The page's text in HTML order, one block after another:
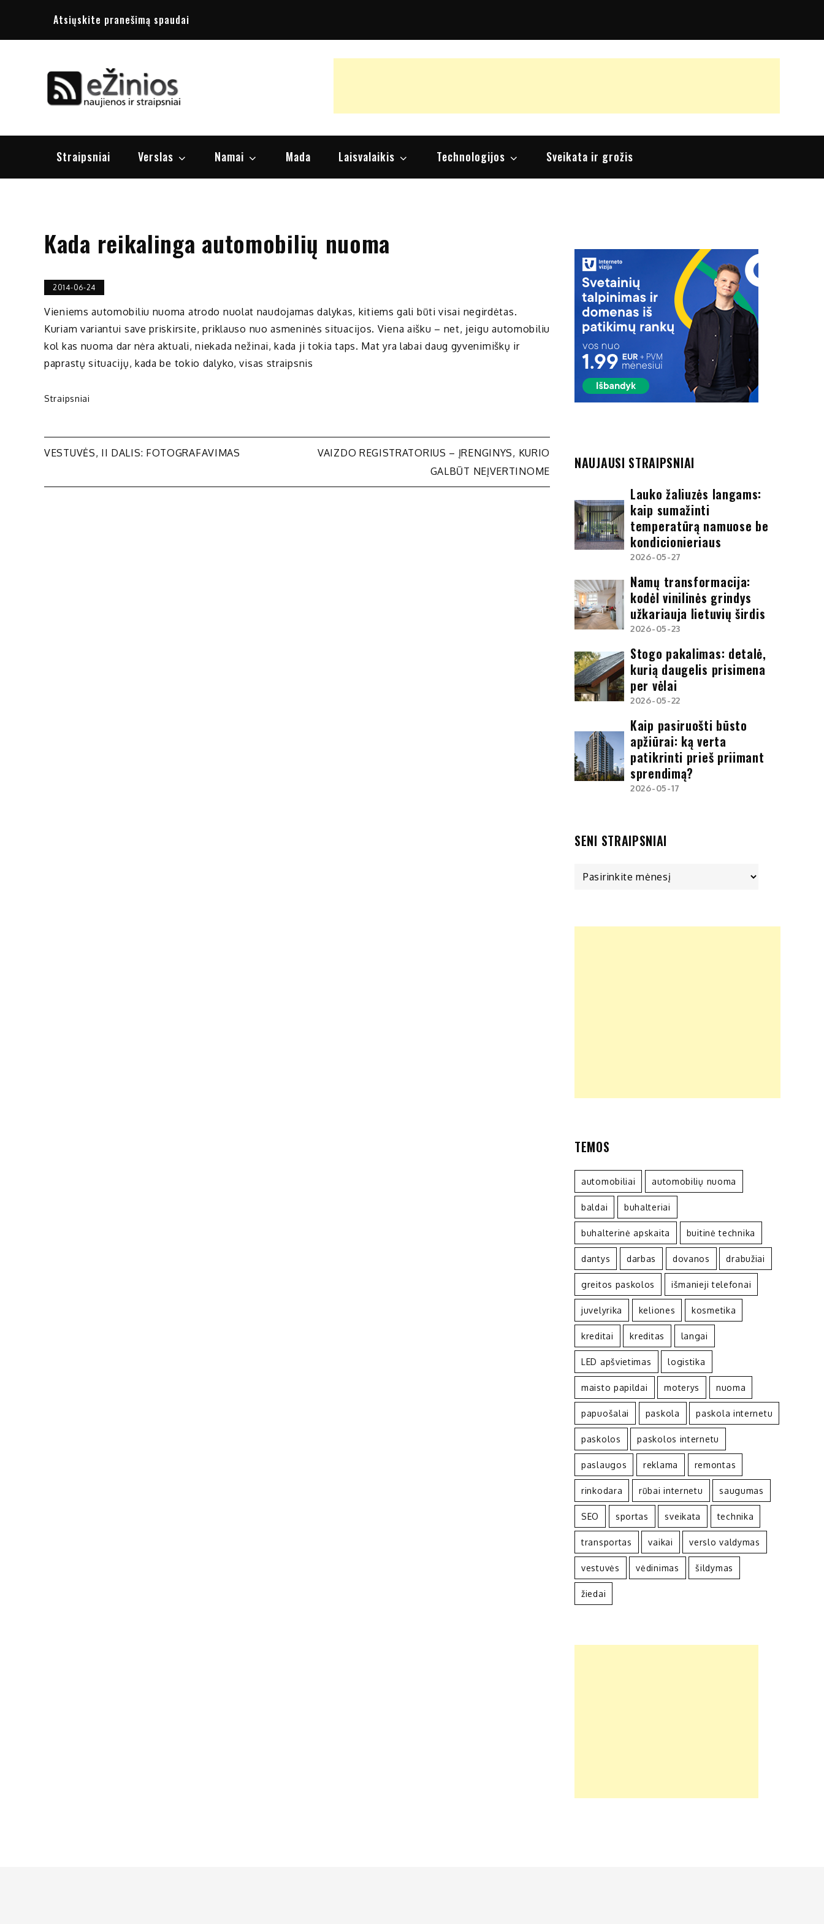
Atsiųskite pranešimą spaudai
Straipsniai Verslas Namai Mada Laisvalaikis Technologijos Sveikata ir grožis
Kada reikalinga automobilių nuoma
2014-06-24
Vieniems automobiliu nuoma atrodo nuolat naudojamas dalykas, kitiems gali būti visai negirdėtas.
Kuriam variantui save priskirsite, priklauso nuo asmeninės situacijos. Viena aišku – net, jeigu automobiliu
kol kas nuoma dar nėra aktuali, niekada nežinai, kada ji tokia taps. Mat yra labai daug gyvenimiškų ir
paprastų situacijų, kada be tokio dalyko, visas straipsnis
Straipsniai
Navigacija
tarp
VESTUVĖS, II DALIS: FOTOGRAFAVIMAS
VAIZDO REGISTRATORIUS – ĮRENGINYS, KURIO
GALBŪT NEĮVERTINOME
NAUJAUSI STRAIPSNIAI
Lauko žaliuzės langams:
kaip sumažinti
temperatūrą namuose be
kondicionieriaus
2026-05-27
Namų transformacija:
kodėl vinilinės grindys
užkariauja lietuvių širdis
2026-05-23
Stogo pakalimas: detalė,
kurią daugelis prisimena
per vėlai
2026-05-22
Kaip pasiruošti būsto
apžiūrai: ką verta
patikrinti prieš priimant
sprendimą?
2026-05-17
SENI STRAIPSNIAI
TEMOS
automobiliai automobilių nuoma
baldai buhalteriai
buhalterinė apskaita buitinė technika
dantys darbas dovanos drabužiai
greitos paskolos išmanieji telefonai
juvelyrika keliones kosmetika
kreditai kreditas langai
LED apšvietimas logistika
maisto papildai moterys nuoma
papuošalai paskola paskola internetu
paskolos paskolos internetu
paslaugos reklama remontas
rinkodara rūbai internetu saugumas
SEO sportas sveikata technika
transportas vaikai verslo valdymas
vestuvės vėdinimas šildymas
žiedai